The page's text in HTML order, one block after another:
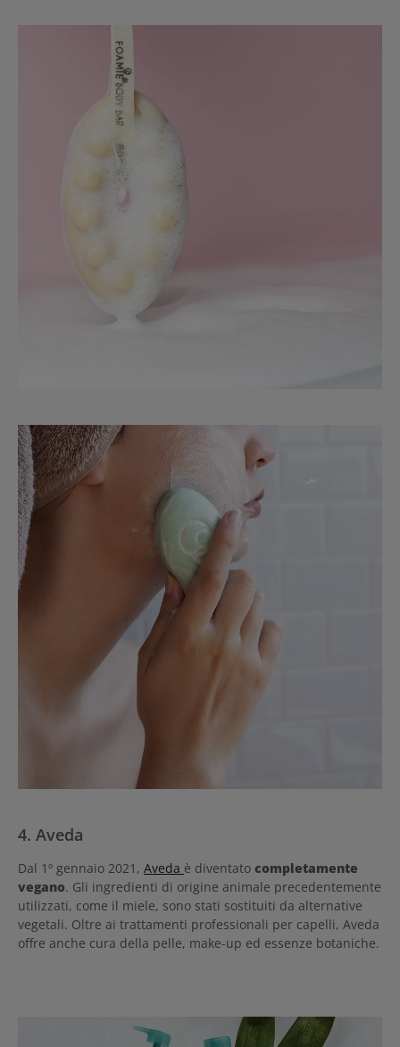
4. Aveda
Dal 1º gennaio 2021, Aveda è diventato completamente
vegano. Gli ingredienti di origine animale precedentemente
utilizzati, come il miele, sono stati sostituiti da alternative
vegetali. Oltre ai trattamenti professionali per capelli, Aveda
offre anche cura della pelle, make-up ed essenze botaniche.